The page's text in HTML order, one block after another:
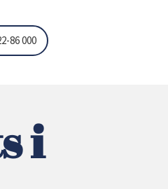
86 000
i